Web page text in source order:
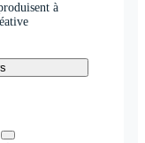
à